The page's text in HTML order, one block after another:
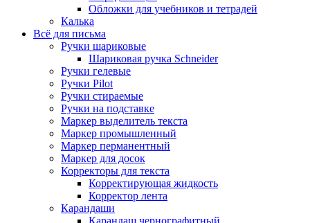
Обложки для учебников и тетрадей
Калька
Всё для письма
Ручки шариковые
Шариковая ручка Schneider
Ручки гелевые
Ручки Pilot
Ручки стираемые
Ручки на подставке
Маркер выделитель текста
Маркер промышленный
Маркер перманентный
Маркер для досок
Корректоры для текста
Корректирующая жидкость
Корректор лента
Карандаши
Карандаш чернографитный